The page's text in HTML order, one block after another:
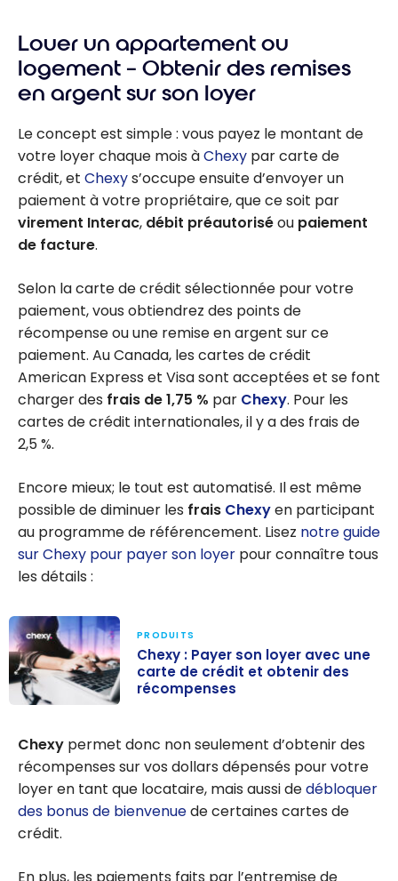
Louer un appartement ou
logement – Obtenir des remises
en argent sur son loyer
Le concept est simple : vous payez le montant de
votre loyer chaque mois àChexy par carte de
crédit, et Chexys’occupe ensuite d’envoyer un
paiement à votre propriétaire, que ce soit par
virement Interac, débit préautoriséou paiement
de facture.
Selon la carte de crédit sélectionnée pour votre
paiement, vous obtiendrez des points de
récompense ou une remise en argent sur ce
paiement. Au Canada, les cartes de crédit
American Express et Visa sont acceptées et se font
charger des frais de 1,75 % par Chexy. Pour les
cartes de crédit internationales, il y a des frais de
2,5 %.
Encore mieux; le tout est automatisé. Il est même
possible de diminuer les frais Chexyen participant
au programme de référencement. Lisez notre guide
sur Chexy pour payer son loyer pour connaître tous
les détails :
son loyer avec
une carte de
crédit et
obtenir des
récompenses
PRODUITS
Chexy : Payer son loyer avec une
carte de crédit et obtenir des
récompenses
Chexy permet donc non seulement d’obtenir des
récompenses sur vos dollars dépensés pour votre
loyer en tant que locataire, mais aussi dedébloquer
des bonus de bienvenuede certaines cartes de
crédit.